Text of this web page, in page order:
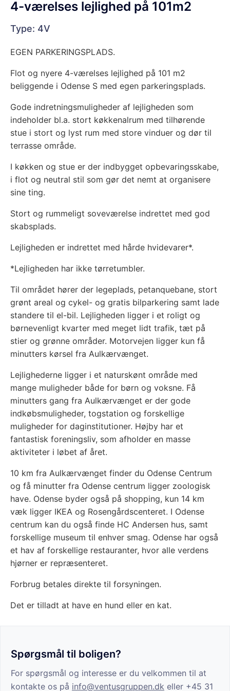
4-værelses lejlighed på 101m2
Type: 4V
EGEN PARKERINGSPLADS.
Flot og nyere 4-værelses lejlighed på 101 m2
beliggende i Odense S med egen parkeringsplads.
Gode indretningsmuligheder af lejligheden som
indeholder bl.a. stort køkkenalrum med tilhørende
stue i stort og lyst rum med store vinduer og dør til
terrasse område.
I køkken og stue er der indbygget opbevaringsskabe,
i flot og neutral stil som gør det nemt at organisere
sine ting.
Stort og rummeligt soveværelse indrettet med god
skabsplads.
Lejligheden er indrettet med hårde hvidevarer*.
*Lejligheden har ikke tørretumbler.
Til området hører der legeplads, petanquebane, stort
grønt areal og cykel- og gratis bilparkering samt lade
standere til el-bil. Lejligheden ligger i et roligt og
børnevenligt kvarter med meget lidt trafik, tæt på
stier og grønne områder. Motorvejen ligger kun få
minutters kørsel fra Aulkærvænget.
Lejlighederne ligger i et naturskønt område med
mange muligheder både for børn og voksne. Få
minutters gang fra Aulkærvænget er der gode
indkøbsmuligheder, togstation og forskellige
muligheder for daginstitutioner. Højby har et
fantastisk foreningsliv, som afholder en masse
aktiviteter i løbet af året.
10 km fra Aulkærvænget finder du Odense Centrum
og få minutter fra Odense centrum ligger zoologisk
have. Odense byder også på shopping, kun 14 km
væk ligger IKEA og Rosengårdscenteret. I Odense
centrum kan du også finde HC Andersen hus, samt
forskellige museum til enhver smag. Odense har også
et hav af forskellige restauranter, hvor alle verdens
hjørner er repræsenteret.
Forbrug betales direkte til forsyningen.
Det er tilladt at have en hund eller en kat.
Spørgsmål til boligen?
For spørgsmål og interesse er du velkommen til at
kontakte os på info@ventusgruppen.dk eller +45 31